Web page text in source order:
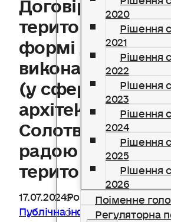
2020
Рішення
2021
Рішення
2022
Рішення
2023
Рішення
2024
Рішення
2025
Рішення
2026
Поіменне
Регуляторна
територіальних
формі
виконання
(у сфері
архітектури) між
радою та
17.07.2024Розділ
Публічна інформація